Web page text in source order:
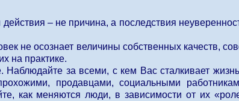
– не причина, а последствия
не осознает величины собственных качеств,
на практике.
за всеми, с кем Вас сталкивает
продавцами, социальными
как меняются люди, в зависимости от их